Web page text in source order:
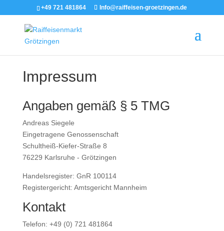
+49 721 481864 Info@raiffeisen-groetzingen.de
Impressum
Angaben gemäß § 5 TMG
Andreas Siegele
Eingetragene Genossenschaft
Schultheiß-Kiefer-Straße 8
76229 Karlsruhe - Grötzingen
Handelsregister: GnR 100114
Registergericht: Amtsgericht Mannheim
Kontakt
Telefon: +49 (0) 721 481864